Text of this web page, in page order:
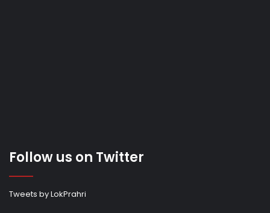
Follow us on Twitter
Tweets by LokPrahri